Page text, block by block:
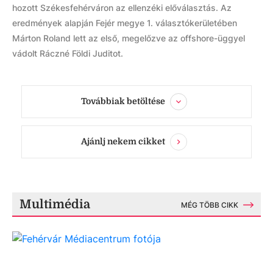
hozott Székesfehérváron az ellenzéki előválasztás. Az
eredmények alapján Fejér megye 1. választókerületében
Márton Roland lett az első, megelőzve az offshore-üggyel
vádolt Ráczné Földi Juditot.
Továbbiak betöltése
Ajánlj nekem cikket
Multimédia MÉG TÖBB CIKK